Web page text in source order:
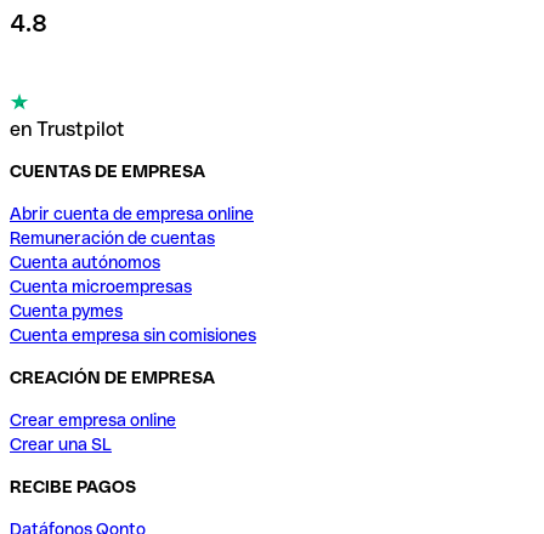
4.8
en Trustpilot
CUENTAS DE EMPRESA
Abrir cuenta de empresa online
Remuneración de cuentas
Cuenta autónomos
Cuenta microempresas
Cuenta pymes
Cuenta empresa sin comisiones
CREACIÓN DE EMPRESA
Crear empresa online
Crear una SL
RECIBE PAGOS
Datáfonos Qonto